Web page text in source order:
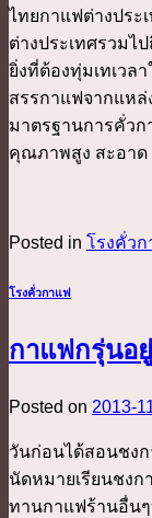
ไทยกาแฟต่างประ
ต่างประเทศรวมไ
ยิ่งที่ต้องทุ่มเทเวล
สรรกาแฟจากแห
มาตรฐานการคั่วก
คุณภาพสูง สะอาด
Posted in โรงคั่วก
โรงคั่วกาแฟ
กาแฟกรุ่นอ
Posted on 2013-
วันก่อนได้สอนชง
นัดหมายเรียนชงก
ทานกาแฟร้านอื่นๆ